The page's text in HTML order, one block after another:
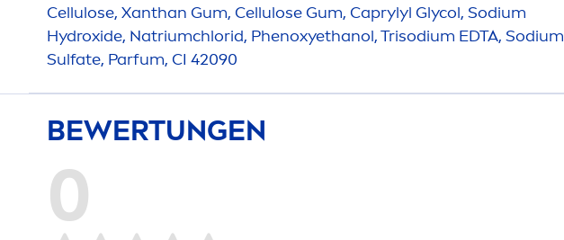
Cellulose, Xanthan Gum, Cellulose Gum, Caprylyl Glycol, Sodium
Hydroxide, Natriumchlorid, Phenoxyethanol, Trisodium EDTA, Sodium
Sulfate, Parfum, CI 42090
BEWERTUNGEN
0